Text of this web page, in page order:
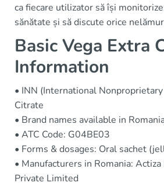
ca fiecare utilizator să își
sănătate și să discute orice
Basic Vega Extra
Information
• INN (International
Citrate
• Brand names available in
• ATC Code: G04BE03
• Forms & dosages: Oral sachet
• Manufacturers in Romania:
Private Limited